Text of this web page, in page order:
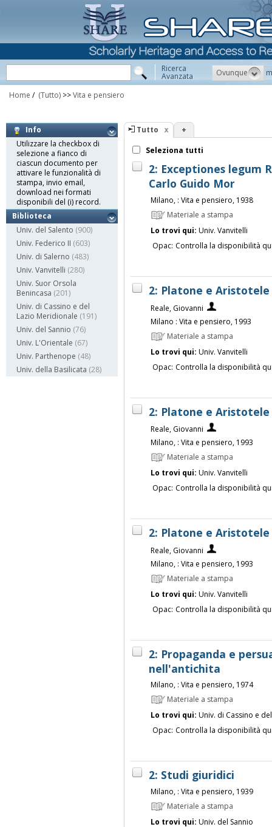
Ricerca
Avanzata Ovunque
Home / (Tutto) >>Vita e pensiero
Info
Utilizzare la checkbox di
selezione a fianco di
ciascun documento per
attivare le funzionalità di
stampa, invio email,
download nei formati
disponibili del (i) record.
Biblioteca
Univ. del Salento (900)
Univ. Federico II (603)
Univ. di Salerno (483)
Univ. Vanvitelli (280)
Univ. Suor Orsola
Benincasa (201)
Univ. di Cassino e del
Lazio Meridionale (191)
Univ. del Sannio (76)
Univ. L'Orientale (67)
Univ. Parthenope (48)
Univ. della Basilicata (28)
Tutto +
Seleziona tutti
2: Exceptiones legum
Carlo Guido Mor
Milano, : Vita e pensiero, 1938
Materiale a stampa
Lo trovi qui: Univ. Vanvitelli
Opac: Controlla la disponibilità
2: Platone e Aristotele
Reale, Giovanni
Milano : Vita e pensiero, 1993
Materiale a stampa
Lo trovi qui: Univ. Vanvitelli
Opac: Controlla la disponibilità
2: Platone e Aristotele
Reale, Giovanni
Milano, : Vita e pensiero, 1993
Materiale a stampa
Lo trovi qui: Univ. Vanvitelli
Opac: Controlla la disponibilità
2: Platone e Aristotele
Reale, Giovanni
Milano, : Vita e pensiero, 1993
Materiale a stampa
Lo trovi qui: Univ. Vanvitelli
Opac: Controlla la disponibilità
2: Propaganda e
nell'antichita
Milano, : Vita e pensiero, 1974
Materiale a stampa
Lo trovi qui: Univ. di Cassino e
Opac: Controlla la disponibilità
2: Studi giuridici
Milano, : Vita e pensiero, 1939
Materiale a stampa
Lo trovi qui: Univ. del Sannio